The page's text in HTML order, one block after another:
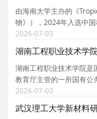
由海南大学主办的《
物》），2024年入选中
2025年11月先后被科睿
收录。TP是国内首个聚
2026-07-03
湖南工程职业技术学
湖南工程职业技术学院是
教育厅主管的一所国有公
丽北路。1958年建校以
人才的办学理念,锐意进
2026-07-03